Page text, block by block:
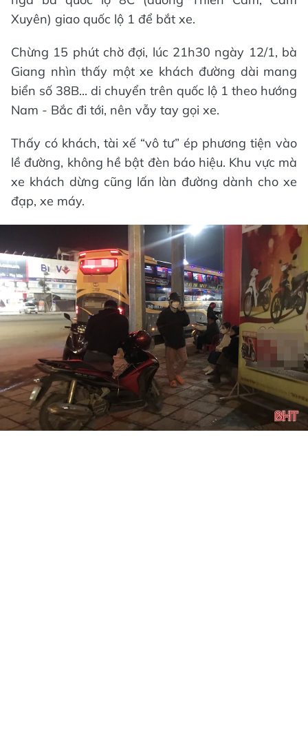
Xuyên) giao quốc lộ 1 để bắt xe.
Chừng 15 phút chờ đợi, lúc 21h30 ngày 12/1, bà
Giang nhìn thấy một xe khách đường dài mang
biển số 38B... di chuyển trên quốc lộ 1 theo hướng
Nam - Bắc đi tới, nên vẫy tay gọi xe.
Thấy có khách, tài xế “vô tư” ép phương tiện vào
lề đường, không hề bật đèn báo hiệu. Khu vực mà
xe khách dừng cũng lấn làn đường dành cho xe
đạp, xe máy.